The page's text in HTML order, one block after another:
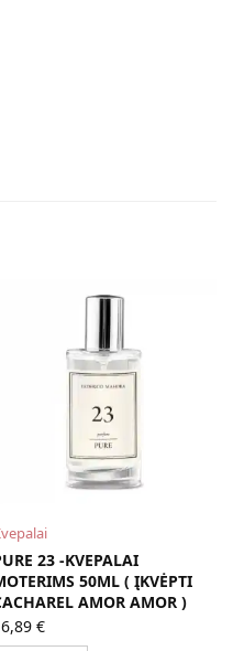
23 -KVEPALAI
50ML ( ĮKVĖPTI
AMOR AMOR )
€